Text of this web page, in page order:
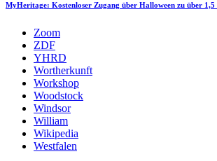
MyHeritage: Kostenloser Zugang über Halloween zu über
Zoom
ZDF
YHRD
Wortherkunft
Workshop
Woodstock
Windsor
William
Wikipedia
Westfalen